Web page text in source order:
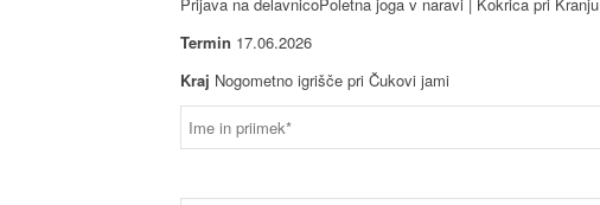
Termin 17.06.2026
Kraj Nogometno igrišče pri Čukovi jami